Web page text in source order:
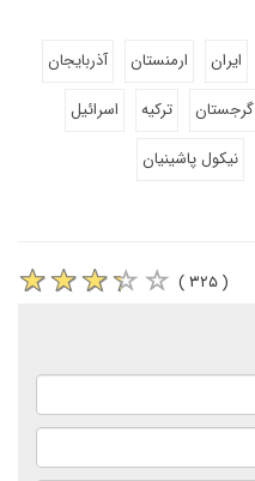
ایران ارمنستان
آذربایجان
گرجستان ترکیه
اسرائیل
نیکول پاشینیان
( ۳۲۵ )